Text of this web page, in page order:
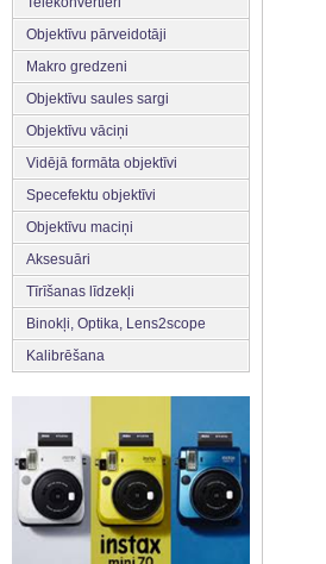
Objektīvu pārveidotāji
Makro gredzeni
Objektīvu saules sargi
Objektīvu vāciņi
Vidējā formāta objektīvi
Specefektu objektīvi
Objektīvu maciņi
Aksesuāri
Tīrīšanas līdzekļi
Binokļi, Optika, Lens2scope
Kalibrēšana